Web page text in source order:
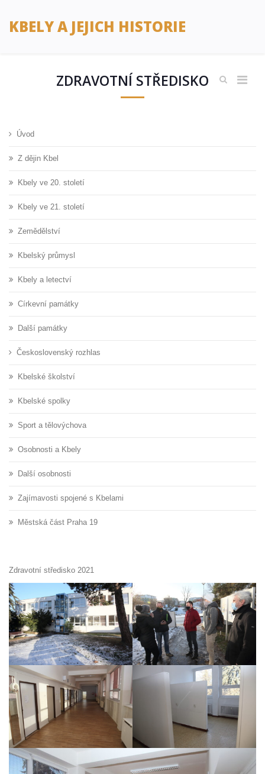
KBELY A JEJICH HISTORIE
ZDRAVOTNÍ STŘEDISKO
Úvod
Z dějin Kbel
Kbely ve 20. století
Kbely ve 21. století
Zemědělství
Kbelský průmysl
Kbely a letectví
Církevní památky
Další památky
Československý rozhlas
Kbelské školství
Kbelské spolky
Sport a tělovýchova
Osobnosti a Kbely
Další osobnosti
Zajímavosti spojené s Kbelami
Městská část Praha 19
Zdravotní středisko 2021